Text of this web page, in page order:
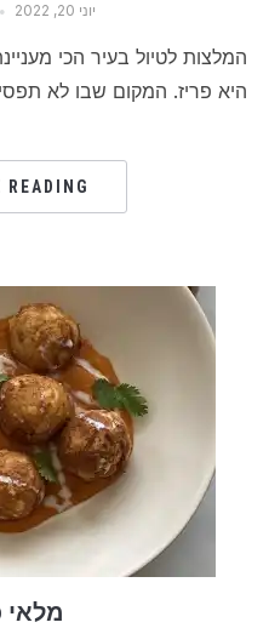
יוני 20, 2022
המלצות לטיול בעיר הכי
היא פריז. המקום שבו לא
READING
מלאי